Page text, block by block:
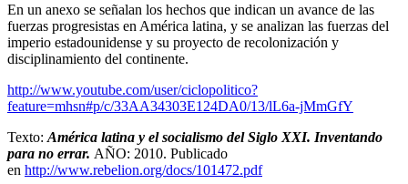
En un anexo se señalan los hechos que indican un avance de las
fuerzas progresistas en América latina, y se analizan las fuerzas del
imperio estadounidense y su proyecto de recolonización y
disciplinamiento del continente.
http://www.youtube.com/user/ciclopolitico?
feature=mhsn#p/c/33AA34303E124DA0/13/lL6a-jMmGfY
Texto: América latina y el socialismo del Siglo XXI. Inventando
para no errar. AÑO: 2010. Publicado
en http://www.rebelion.org/docs/101472.pdf